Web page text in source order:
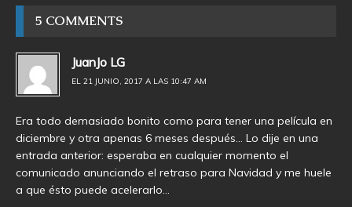
5 COMMENTS
JuanJo LG
EL 21 JUNIO, 2017 A LAS 10:47 AM
Era todo demasiado bonito como para tener una película en
diciembre y otra apenas 6 meses después… Lo dije en una
entrada anterior: esperaba en cualquier momento el
comunicado anunciando el retraso para Navidad y me huele
a que ésto puede acelerarlo…